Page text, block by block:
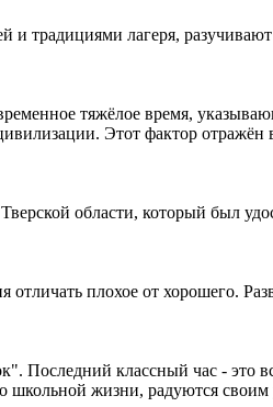
традициями лагеря, разучивают
тяжёлое время,
Этот фактор отражён
области, который был
плохое от хорошего.
Последний классный час - это
школьной жизни, радуются